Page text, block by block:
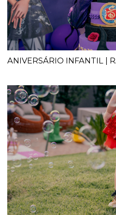
ANIVERSÁRIO INFANTIL |